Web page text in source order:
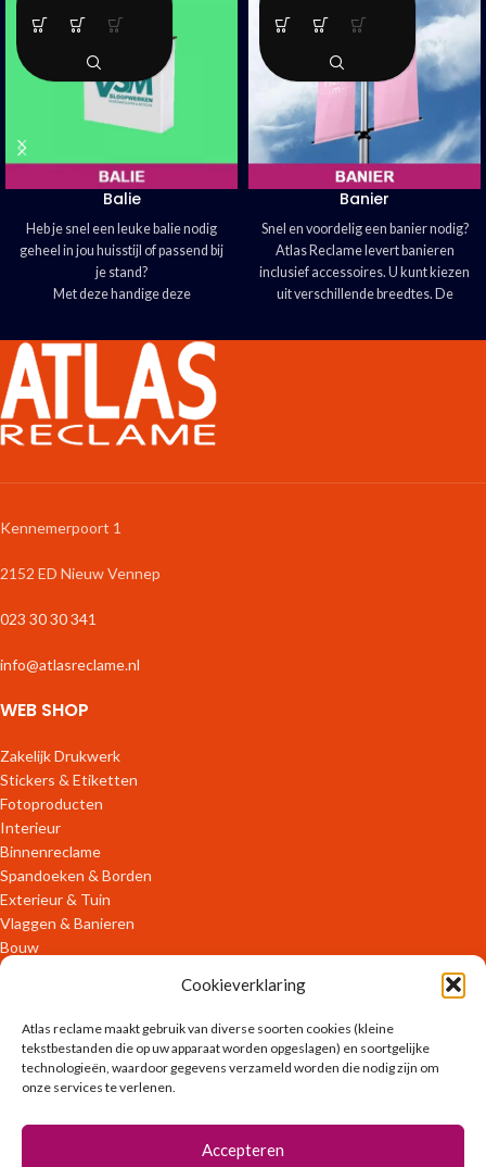
Cookieverklaring
Atlas reclame maakt gebruik van diverse soorten cookies (kleine
tekstbestanden die op uw apparaat worden opgeslagen) en soortgelijke
technologieën, waardoor gegevens verzameld worden die nodig zijn om
onze services te verlenen.
Accepteren
Balie
Heb je snel een leuke balie nodig
geheel in jou huisstijl of passend bij
je stand?
Met deze handige deze
folders, wissel je visitekaartjes uit
of plaats je een laptop. Snelle
levering!
Banier
Snel en voordelig een banier nodig?
Atlas Reclame levert banieren
inclusief accessoires. U kunt kiezen
uit verschillende breedtes. De
buitenkwaliteit, metB1-
Kennemerpoort 1
2152 ED Nieuw Vennep
023 30 30 341
info@atlasreclame.nl
WEB SHOP
Zakelijk Drukwerk
Stickers & Etiketten
Fotoproducten
Interieur
Binnenreclame
Spandoeken & Borden
Exterieur & Tuin
Vlaggen & Banieren
Bouw
Verpakkingen
OFFLINE DIENSTEN
Ontwerpen